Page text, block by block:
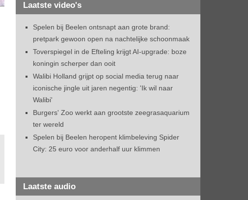
Laatste video's
Spelen bij Beelen ontsnapt aan grote brand:
pretpark gewoon open na nachtelijke schoonmaak
Toverspiegel in de Efteling krijgt AI-upgrade: boze
koningin scherper dan ooit
Walibi Holland grijpt op social media terug naar
iconische jingle uit jaren negentig: 'Ik wil naar
Walibi'
Burgers' Zoo werkt aan grootste zeegrasaquarium
ter wereld
Spelen bij Beelen heropent klimbeleving Spider
City: 25 euro voor anderhalf uur klimmen
Laatste audio